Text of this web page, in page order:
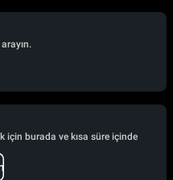
için burada ve kısa süre içinde